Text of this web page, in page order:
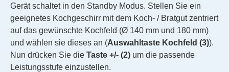
Gerät schaltet in den Standby Modus. Stellen Sie ein
geeignetes Kochgeschirr mit dem Koch- / Bratgut zentriert
auf das gewünschte Kochfeld (Ø 140 mm und 180 mm)
und wählen sie dieses an (Auswahltaste Kochfeld (3)).
Nun drücken Sie die Taste +/- (2) um die passende
Leistungsstufe einzustellen.